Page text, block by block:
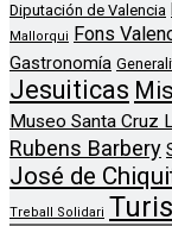
Diputación de Valencia
Mallorqui
Fons
Gastronomía
Jesuiticas
Museo Santa Cruz
Rubens Barbery
José de
Treball Solidari